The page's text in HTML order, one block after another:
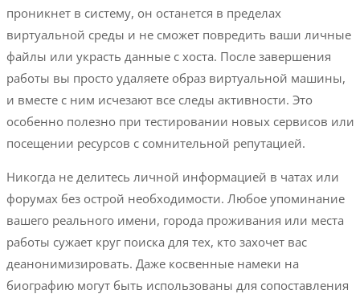
проникнет в систему, он останется в пределах
виртуальной среды и не сможет повредить ваши личные
файлы или украсть данные с хоста. После завершения
работы вы просто удаляете образ виртуальной машины,
и вместе с ним исчезают все следы активности. Это
особенно полезно при тестировании новых сервисов или
посещении ресурсов с сомнительной репутацией.
Никогда не делитесь личной информацией в чатах или
форумах без острой необходимости. Любое упоминание
вашего реального имени, города проживания или места
работы сужает круг поиска для тех, кто захочет вас
деанонимизировать. Даже косвенные намеки на
биографию могут быть использованы для сопоставления